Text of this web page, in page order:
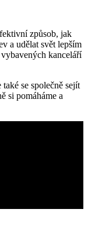
způsob, jak
a udělat svět lepším
kanceláří
se společně sejít
si pomáháme a